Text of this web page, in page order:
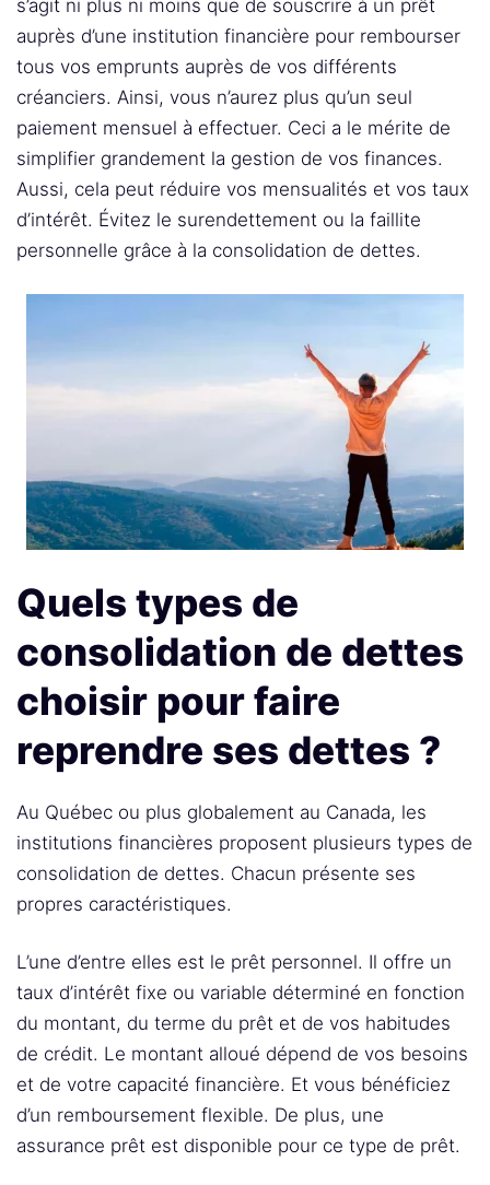
s’agit ni plus ni moins que de souscrire à un prêt
auprès d’une institution financière pour rembourser
tous vos emprunts auprès de vos différents
créanciers. Ainsi, vous n’aurez plus qu’un seul
paiement mensuel à effectuer. Ceci a le mérite de
simplifier grandement la gestion de vos finances.
Aussi, cela peut réduire vos mensualités et vos taux
d’intérêt. Évitez le surendettement ou la faillite
personnelle grâce à la consolidation de dettes.
Quels types de
consolidation de dettes
choisir pour faire
reprendre ses dettes ?
Au Québec ou plus globalement au Canada, les
institutions financières proposent plusieurs types de
consolidation de dettes. Chacun présente ses
propres caractéristiques.
L’une d’entre elles est le prêt personnel. Il offre un
taux d’intérêt fixe ou variable déterminé en fonction
du montant, du terme du prêt et de vos habitudes
de crédit. Le montant alloué dépend de vos besoins
et de votre capacité financière. Et vous bénéficiez
d’un remboursement flexible. De plus, une
assurance prêt est disponible pour ce type de prêt.